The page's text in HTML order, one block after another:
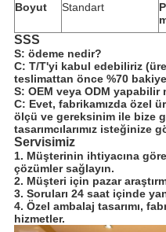
Boyut
Standart
SSS
S: ödeme nedir?
C: T/T'yi kabul edebiliriz
teslimattan önce %70
S: OEM veya ODM yapabilir
C: Evet, fabrikamızda özel
ölçü ve gereksinim ile bize
tasarımcılarımız isteğinize
Servisimiz
1. Müşterinin ihtiyacına
çözümler sağlayın.
2. Müşteri için pazar
3. Soruları 24 saat içinde
4. Özel ambalaj tasarımı,
hizmetler.